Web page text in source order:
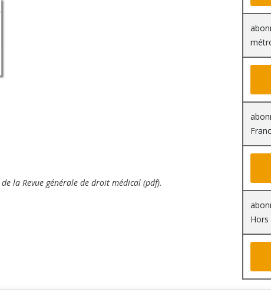
de la Revue générale de droit médical (pdf).